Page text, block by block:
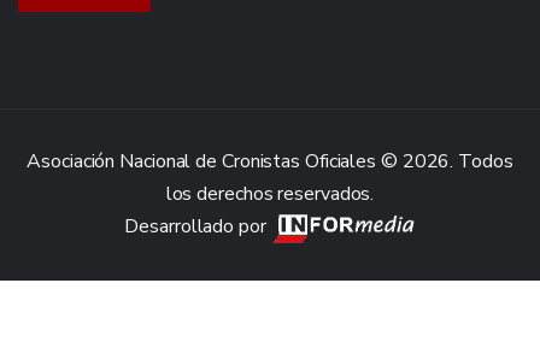
Asociación Nacional de Cronistas Oficiales © 2026. Todos
los derechos reservados.
Desarrollado por